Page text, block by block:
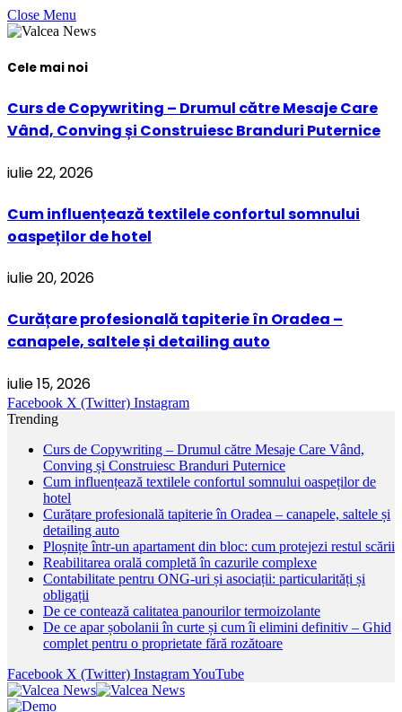
Close Menu
Cele mai noi
Curs de Copywriting – Drumul către Mesaje Care
Vând, Conving și Construiesc Branduri Puternice
iulie 22, 2026
Cum influențează textilele confortul somnului
oaspeților de hotel
iulie 20, 2026
Curățare profesională tapiterie în Oradea –
canapele, saltele și detailing auto
iulie 15, 2026
Facebook X (Twitter) Instagram
Trending
Curs de Copywriting – Drumul către Mesaje Care Vând,
Conving și Construiesc Branduri Puternice
Cum influențează textilele confortul somnului oaspeților de
hotel
Curățare profesională tapiterie în Oradea – canapele, saltele și
detailing auto
Ploșnițe într-un apartament din bloc: cum protejezi restul scării
Reabilitarea orală completă în cazurile complexe
Contabilitate pentru ONG-uri și asociații: particularități și
obligații
De ce contează calitatea panourilor termoizolante
De ce apar șobolanii în curte și cum îi elimini definitiv – Ghid
complet pentru o proprietate fără rozătoare
Facebook X (Twitter) InstagramYouTube